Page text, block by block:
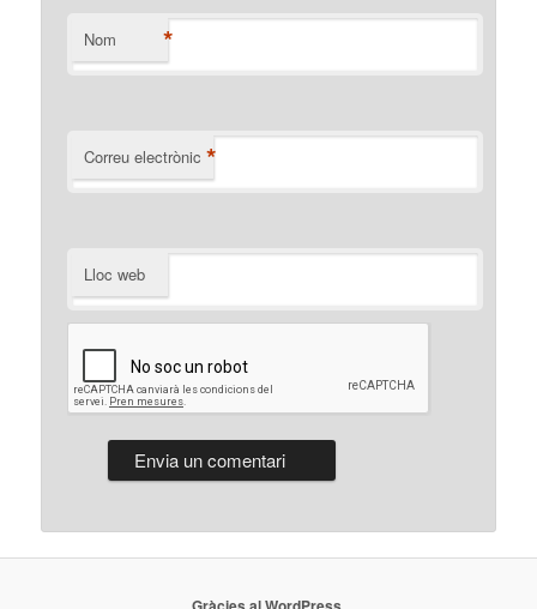
Nom *
Correu electrònic *
Lloc web